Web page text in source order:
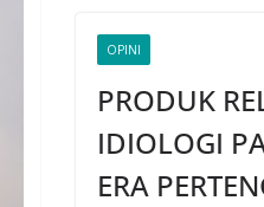
OPINI
PRODUK
IDIOLOGI
ERA